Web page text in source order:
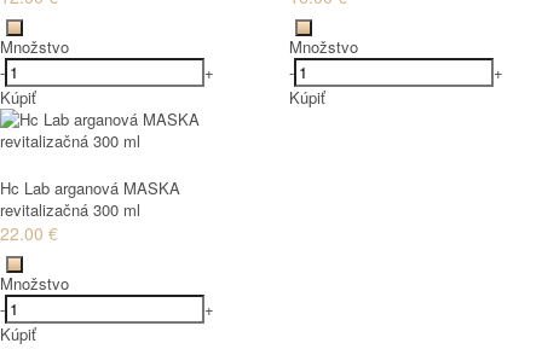
Množstvo
-
+
Kúpiť
Množstvo
-
+
Kúpiť
Hc Lab arganová MASKA
revitalizačná 300 ml
22.00 €
Množstvo
-
+
Kúpiť